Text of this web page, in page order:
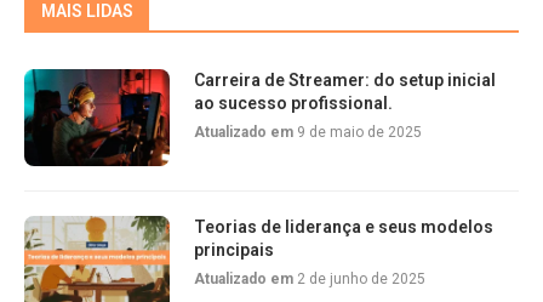
MAIS LIDAS
Carreira de Streamer: do setup inicial
ao sucesso profissional.
Atualizado em 9 de maio de 2025
Teorias de liderança e seus modelos
principais
Atualizado em 2 de junho de 2025